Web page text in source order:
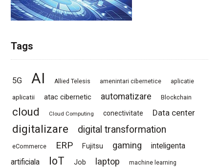
Tags
5G AI Allied Telesis amenintari cibernetice aplicatie
aplicatii atac cibernetic automatizare Blockchain
cloud Cloud Computing conectivitate Data center
digitalizare digital transformation
eCommerce ERP Fujitsu gaming
inteligenta
artificiala
IoT Job laptop machine learning